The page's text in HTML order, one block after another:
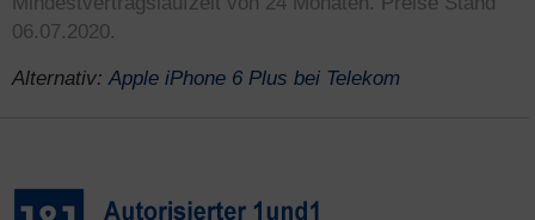
06.07.2020.
Alternativ:Apple iPhone 6 Plus bei Telekom